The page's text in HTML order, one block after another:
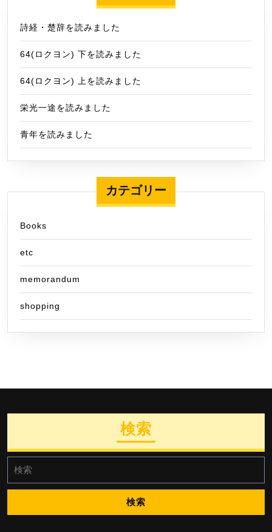
詩経・楚辞を読みました
64(ロクヨン) 下を読みました
64(ロクヨン) 上を読みました
栄光一途を読みました
青年を読みました
カテゴリー
Books
etc
memorandum
shopping
検索
索: